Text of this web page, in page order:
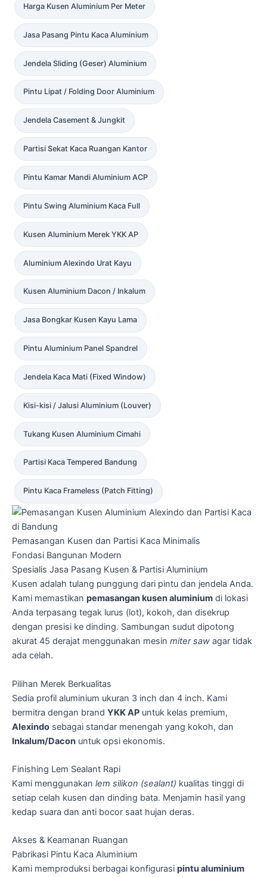
Harga Kusen Aluminium Per Meter
Jasa Pasang Pintu Kaca Aluminium
Jendela Sliding (Geser) Aluminium
Pintu Lipat / Folding Door Aluminium
Jendela Casement & Jungkit
Partisi Sekat Kaca Ruangan Kantor
Pintu Kamar Mandi Aluminium ACP
Pintu Swing Aluminium Kaca Full
Kusen Aluminium Merek YKK AP
Aluminium Alexindo Urat Kayu
Kusen Aluminium Dacon / Inkalum
Jasa Bongkar Kusen Kayu Lama
Pintu Aluminium Panel Spandrel
Jendela Kaca Mati (Fixed Window)
Kisi-kisi / Jalusi Aluminium (Louver)
Tukang Kusen Aluminium Cimahi
Partisi Kaca Tempered Bandung
Pintu Kaca Frameless (Patch Fitting)
Pemasangan Kusen dan Partisi Kaca Minimalis
Fondasi Bangunan Modern
Spesialis Jasa Pasang Kusen & Partisi Aluminium
Kusen adalah tulang punggung dari pintu dan jendela Anda.
Kami memastikan pemasangan kusen aluminium di lokasi
Anda terpasang tegak lurus (lot), kokoh, dan disekrup
dengan presisi ke dinding. Sambungan sudut dipotong
akurat 45 derajat menggunakan mesin miter saw agar tidak
ada celah.
Pilihan Merek Berkualitas
Sedia profil aluminium ukuran 3 inch dan 4 inch. Kami
bermitra dengan brand YKK AP untuk kelas premium,
Alexindo sebagai standar menengah yang kokoh, dan
Inkalum/Dacon untuk opsi ekonomis.
Finishing Lem Sealant Rapi
Kami menggunakan lem silikon (sealant) kualitas tinggi di
setiap celah kusen dan dinding bata. Menjamin hasil yang
kedap suara dan anti bocor saat hujan deras.
Akses & Keamanan Ruangan
Pabrikasi Pintu Kaca Aluminium
Kami memproduksi berbagai konfigurasi pintu aluminium